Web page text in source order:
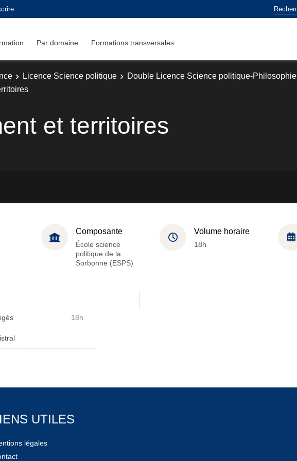
Par domaine Formations transversales
Licence Science politique
Double Licence Science politique-Philosophie
et territoires
Composante
École science
politique de la
Sorbonne (ESPS)
Volume horaire
18h
18h
UTILES
légales